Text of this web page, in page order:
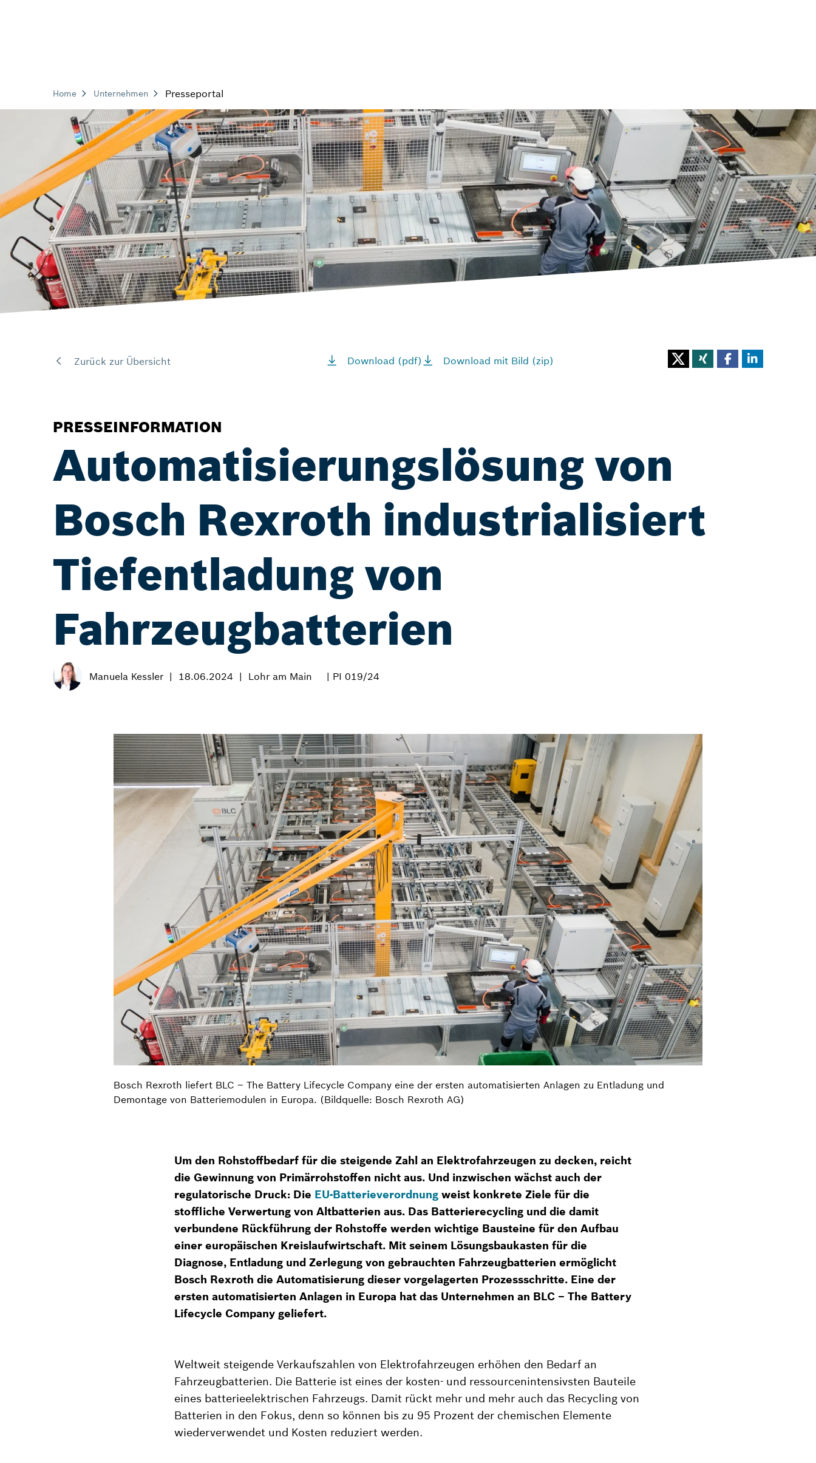
Home Unternehmen Presseportal
Zurück zur Übersicht Download (pdf) Download mit Bild (zip)
PRESSEINFORMATION
Automatisierungslösung von
Bosch Rexroth industrialisiert
Tiefentladung von
Fahrzeugbatterien
Manuela Kessler 18.06.2024 Lohr am Main | PI 019/24
Bosch Rexroth liefert BLC – The Battery Lifecycle Company eine der ersten automatisierten Anlagen zu Entladung und
Demontage von Batteriemodulen in Europa. (Bildquelle: Bosch Rexroth AG)
Um den Rohstoffbedarf für die steigende Zahl an Elektrofahrzeugen zu decken, reicht
die Gewinnung von Primärrohstoffen nicht aus. Und inzwischen wächst auch der
regulatorische Druck: Die EU-Batterieverordnung weist konkrete Ziele für die
stoffliche Verwertung von Altbatterien aus. Das Batterierecycling und die damit
verbundene Rückführung der Rohstoffe werden wichtige Bausteine für den Aufbau
einer europäischen Kreislaufwirtschaft. Mit seinem Lösungsbaukasten für die
Diagnose, Entladung und Zerlegung von gebrauchten Fahrzeugbatterien ermöglicht
Bosch Rexroth die Automatisierung dieser vorgelagerten Prozessschritte. Eine der
ersten automatisierten Anlagen in Europa hat das Unternehmen an BLC – The Battery
Lifecycle Company geliefert.
Weltweit steigende Verkaufszahlen von Elektrofahrzeugen erhöhen den Bedarf an
Fahrzeugbatterien. Die Batterie ist eines der kosten- und ressourcenintensivsten Bauteile
eines batterieelektrischen Fahrzeugs. Damit rückt mehr und mehr auch das Recycling von
Batterien in den Fokus, denn so können bis zu 95 Prozent der chemischen Elemente
wiederverwendet und Kosten reduziert werden.